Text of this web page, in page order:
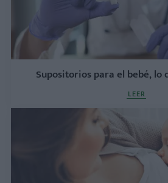
Supositorios para el bebé, lo
LEER